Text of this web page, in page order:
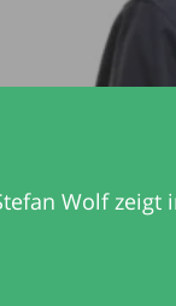
Wolf zeigt